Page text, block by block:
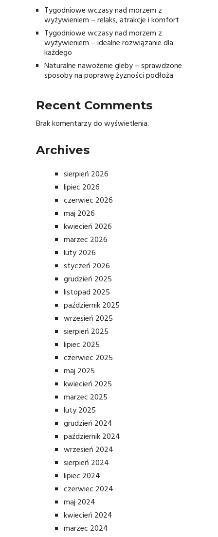
Tygodniowe wczasy nad morzem z
wyżywieniem – relaks, atrakcje i komfort
Tygodniowe wczasy nad morzem z
wyżywieniem – idealne rozwiązanie dla
każdego
Naturalne nawożenie gleby – sprawdzone
sposoby na poprawę żyzności podłoża
Recent Comments
Brak komentarzy do wyświetlenia.
Archives
sierpień 2026
lipiec 2026
czerwiec 2026
maj 2026
kwiecień 2026
marzec 2026
luty 2026
styczeń 2026
grudzień 2025
listopad 2025
październik 2025
wrzesień 2025
sierpień 2025
lipiec 2025
czerwiec 2025
maj 2025
kwiecień 2025
marzec 2025
luty 2025
grudzień 2024
październik 2024
wrzesień 2024
sierpień 2024
lipiec 2024
czerwiec 2024
maj 2024
kwiecień 2024
marzec 2024